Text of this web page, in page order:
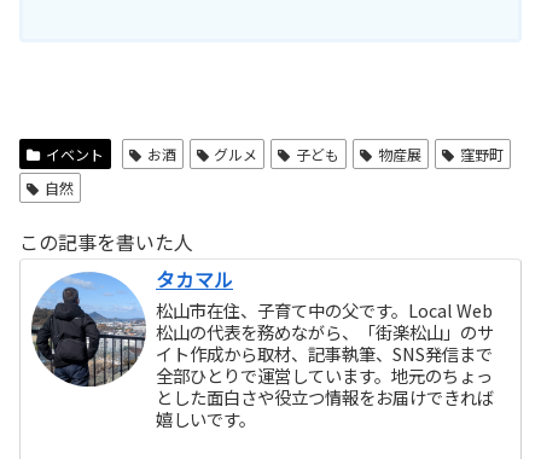
イベント お酒 グルメ 子ども 物産展
窪野町
自然
この記事を書いた人
タカマル
松山市在住、子育て中の父です。Local Web
松山の代表を務めながら、「街楽松山」のサ
イト作成から取材、記事執筆、SNS発信まで
全部ひとりで運営しています。地元のちょっ
とした面白さや役立つ情報をお届けできれば
嬉しいです。